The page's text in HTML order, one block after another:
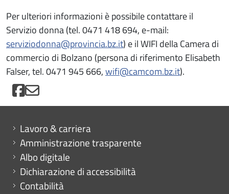
Per ulteriori informazioni è possibile contattare il
Servizio donna (tel. 0471 418 694, e-mail:
serviziodonna@provincia.bz.it) e il WIFI della Camera di
commercio di Bolzano (persona di riferimento Elisabeth
Falser, tel. 0471 945 666,wifi@camcom.bz.it).
Mini menu di servizio
Lavoro & carriera
Amministrazione trasparente
Albo digitale
Dichiarazione di accessibilità
Contabilità